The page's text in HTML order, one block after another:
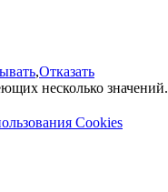
,Отказать
несколько значений.
Cookies